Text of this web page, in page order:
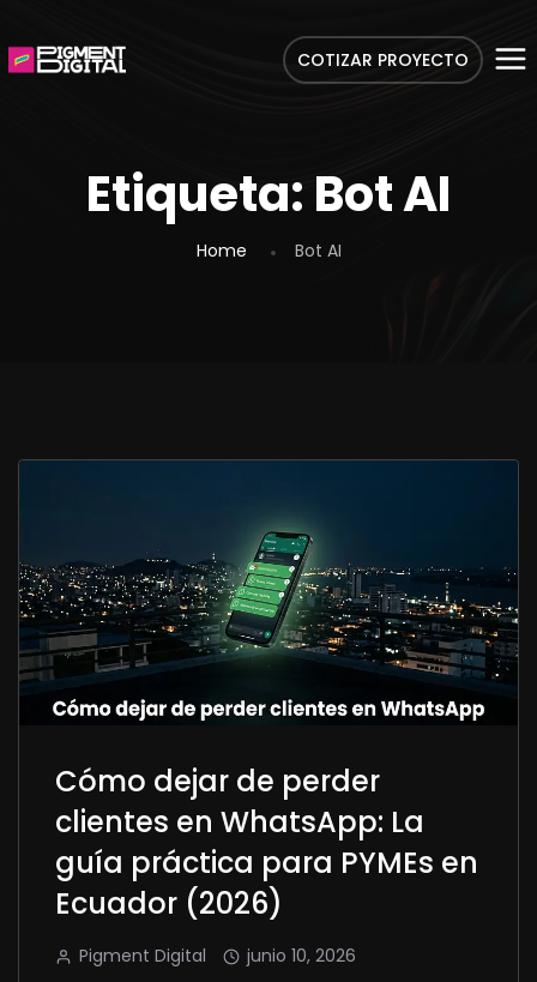
COTIZAR PROYECTO
Etiqueta: Bot AI
Home Bot AI
Cómo dejar de perder
clientes en WhatsApp: La
guía práctica para PYMEs en
Ecuador (2026)
Pigment Digital
junio 10, 2026